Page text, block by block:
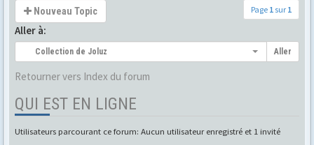
Nouveau Topic Page 1 sur 1
Aller à:
Collection de Joluz Aller
Retourner vers Index du forum
QUI EST EN LIGNE
Utilisateurs parcourant ce forum: Aucun utilisateur enregistré et 1 invité